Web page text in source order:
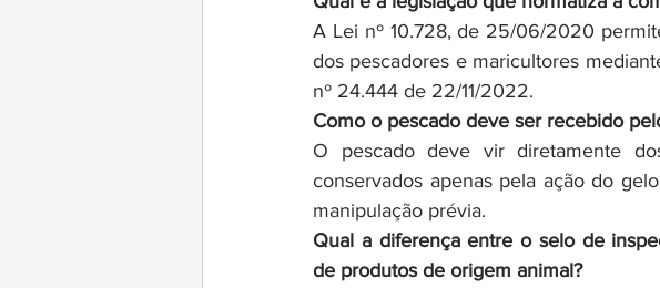
A Lei nº 10.728, de 25/06/2020
dos pescadores e maricultores
nº 24.444 de 22/11/2022.
Como o pescado deve ser recebido
O pescado deve vir diretamente
conservados apenas pela ação do
manipulação prévia.
Qual a diferença entre o selo de
de produtos de origem animal?